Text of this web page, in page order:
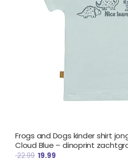
Frogs and Dogs kinder shirt
Cloud Blue – dinoprint
22.99 19.99